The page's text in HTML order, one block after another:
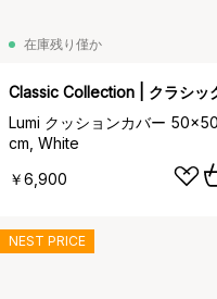
在庫残り僅か
Classic Collection | クラシッ
Lumi クッションカバー 50x50
cm, White
￥6,900
NEST PRICE